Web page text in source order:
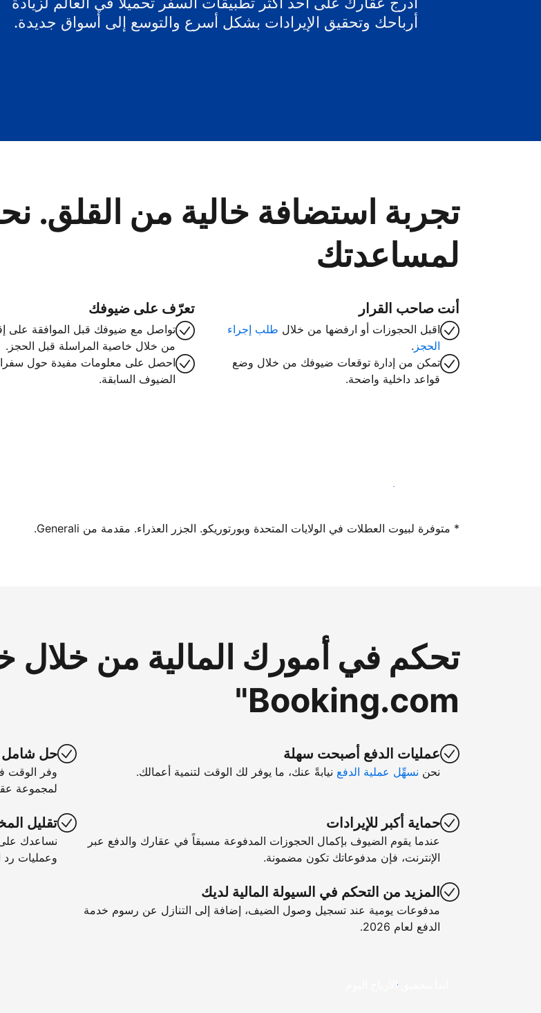
أرباحك وتحقيق الإيرادات بشكل أسرع والتوسع إلى أسواق جديدة.
تجربة استضافة خالية من القلق.
لمساعدتك
أنت صاحب القرار
اقبل الحجوزات أو ارفضها من خلال طلب إجراء
الحجز .
تمكن من إدارة توقعات ضيوفك من خلال وضع
قواعد داخلية واضحة.
تعرّف على ضيوفك
تواصل مع ضيوفك قبل الموافقة على
من خلال خاصية المراسلة قبل الحجز.
احصل على معلومات مفيدة حول
الضيوف السابقة.
سجِّل كمضيف لدينا اليوم
* متوفرة لبيوت العطلات في الولايات المتحدة وبورتوريكو. الجزر العذراء. مقدمة من Generali.
تحكم في أمورك المالية من
Booking.com"
عمليات الدفع أصبحت سهلة
نحن نسهِّل عملية الدفع نيابةً عنك، ما يوفر لك الوقت لتنمية أعمالك.
حماية أكبر للإيرادات
عندما يقوم الضيوف بإكمال الحجوزات المدفوعة مسبقاً في عقارك والدفع عبر
الإنترنت، فإن مدفوعاتك تكون مضمونة.
المزيد من التحكم في السيولة المالية لديك
مدفوعات يومية عند تسجيل وصول الضيف، إضافة إلى التنازل عن رسوم خدمة
الدفع لعام 2026.
حل شامل
وفر الوقت
لمجموعة
تقليل
نساعدك على
وعمليات رد
ابدأ بتحقيق الأرباح اليوم